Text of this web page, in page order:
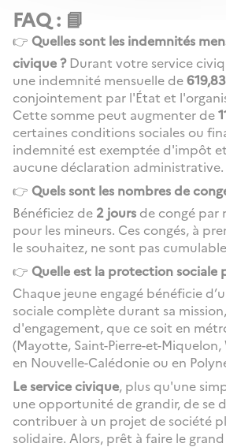
FAQ : 📘
👉 Quelles sont les indemnités
civique ?Durant votre service
une indemnité mensuelle de
conjointement par l'État et
Cette somme peut augmenter de
certaines conditions sociales ou
indemnité est exemptée d'impôt
aucune déclaration administrative.
👉 Quels sont les nombres de
Bénéficiez de 2 jours de congé par
pour les mineurs. Ces congés, à
le souhaitez, ne sont pas
👉 Quelle est la protection sociale
Chaque jeune engagé bénéficie
sociale complète durant sa
d'engagement, que ce soit en
(Mayotte, Saint-Pierre-et-Miquelon,
en Nouvelle-Calédonie ou en
Le service civique, plus qu'une
une opportunité de grandir, de se
contribuer à un projet de société
solidaire. Alors, prêt à faire le grand